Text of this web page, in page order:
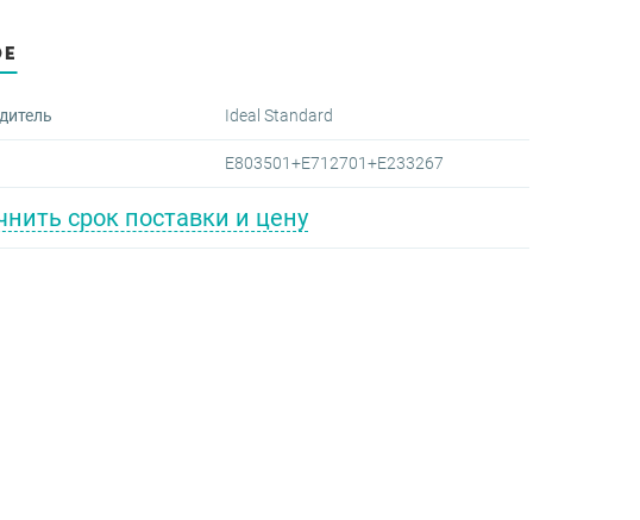
Ideal Standard
E803501+E712701+E233267
срок поставки и цену